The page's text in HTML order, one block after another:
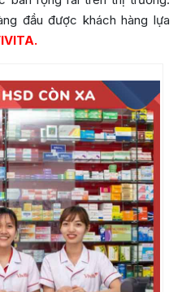
đầu được khách hàng lựa